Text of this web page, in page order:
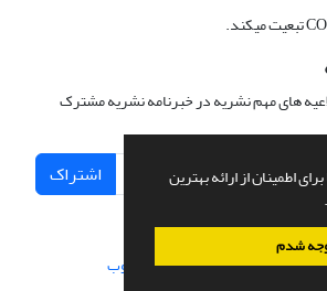
اطمینان از ارائه بهترین
شدم
های مهم نشریه در خبرنامه نشریه مشترک
اشتراک
علمی.طراحی و پیاده سازی از سیناوب